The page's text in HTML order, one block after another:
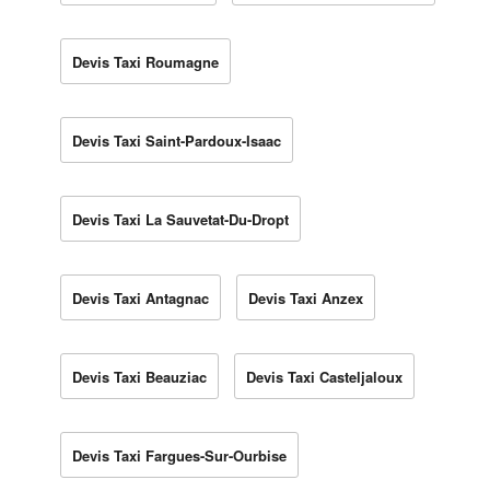
Devis Taxi Roumagne
Devis Taxi Saint-Pardoux-Isaac
Devis Taxi La Sauvetat-Du-Dropt
Devis Taxi Antagnac Devis Taxi Anzex
Devis Taxi Beauziac Devis Taxi Casteljaloux
Devis Taxi Fargues-Sur-Ourbise